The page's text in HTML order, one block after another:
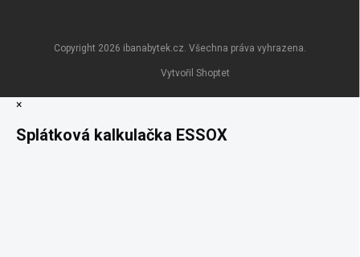
Vytvořil Shoptet
Copyright 2026 ibanabytek.cz. Všechna práva vyhrazena.
×
Splátková kalkulačka ESSOX